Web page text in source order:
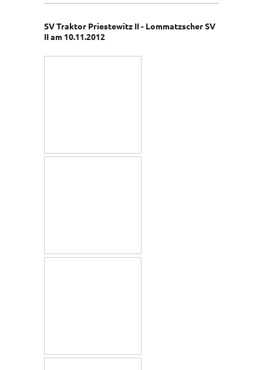
SV Traktor Priestewitz II - Lommatzscher SV
II am 10.11.2012